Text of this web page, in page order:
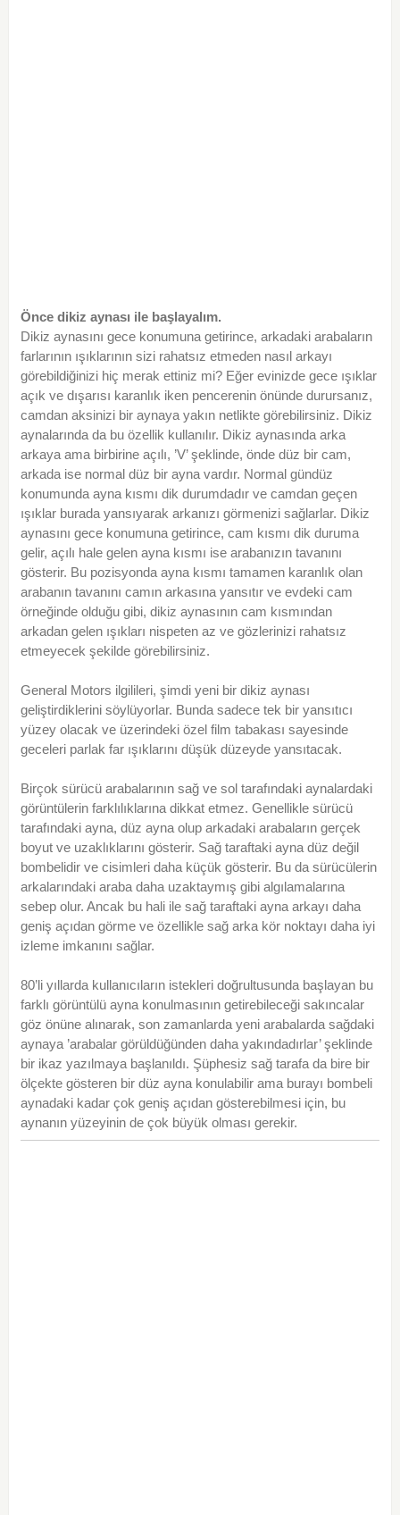
Önce dikiz aynası ile başlayalım.
Dikiz aynasını gece konumuna getirince, arkadaki arabaların
farlarının ışıklarının sizi rahatsız etmeden nasıl arkayı
görebildiğinizi hiç merak ettiniz mi? Eğer evinizde gece ışıklar
açık ve dışarısı karanlık iken pencerenin önünde durursanız,
camdan aksinizi bir aynaya yakın netlikte görebilirsiniz. Dikiz
aynalarında da bu özellik kullanılır. Dikiz aynasında arka
arkaya ama birbirine açılı, ’V’ şeklinde, önde düz bir cam,
arkada ise normal düz bir ayna vardır. Normal gündüz
konumunda ayna kısmı dik durumdadır ve camdan geçen
ışıklar burada yansıyarak arkanızı görmenizi sağlarlar. Dikiz
aynasını gece konumuna getirince, cam kısmı dik duruma
gelir, açılı hale gelen ayna kısmı ise arabanızın tavanını
gösterir. Bu pozisyonda ayna kısmı tamamen karanlık olan
arabanın tavanını camın arkasına yansıtır ve evdeki cam
örneğinde olduğu gibi, dikiz aynasının cam kısmından
arkadan gelen ışıkları nispeten az ve gözlerinizi rahatsız
etmeyecek şekilde görebilirsiniz.
General Motors ilgilileri, şimdi yeni bir dikiz aynası
geliştirdiklerini söylüyorlar. Bunda sadece tek bir yansıtıcı
yüzey olacak ve üzerindeki özel film tabakası sayesinde
geceleri parlak far ışıklarını düşük düzeyde yansıtacak.
Birçok sürücü arabalarının sağ ve sol tarafındaki aynalardaki
görüntülerin farklılıklarına dikkat etmez. Genellikle sürücü
tarafındaki ayna, düz ayna olup arkadaki arabaların gerçek
boyut ve uzaklıklarını gösterir. Sağ taraftaki ayna düz değil
bombelidir ve cisimleri daha küçük gösterir. Bu da sürücülerin
arkalarındaki araba daha uzaktaymış gibi algılamalarına
sebep olur. Ancak bu hali ile sağ taraftaki ayna arkayı daha
geniş açıdan görme ve özellikle sağ arka kör noktayı daha iyi
izleme imkanını sağlar.
80’li yıllarda kullanıcıların istekleri doğrultusunda başlayan bu
farklı görüntülü ayna konulmasının getirebileceği sakıncalar
göz önüne alınarak, son zamanlarda yeni arabalarda sağdaki
aynaya ’arabalar görüldüğünden daha yakındadırlar’ şeklinde
bir ikaz yazılmaya başlanıldı. Şüphesiz sağ tarafa da bire bir
ölçekte gösteren bir düz ayna konulabilir ama burayı bombeli
aynadaki kadar çok geniş açıdan gösterebilmesi için, bu
aynanın yüzeyinin de çok büyük olması gerekir.